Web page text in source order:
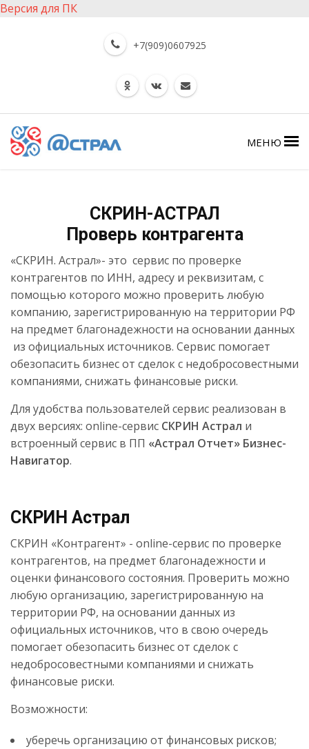
Версия для ПК
+7(909)0607925
МЕНЮ
СКРИН-АСТРАЛ
Проверь контрагента
«СКРИН. Астрал»- это сервис по проверке
контрагентов по ИНН, адресу и реквизитам, с
помощью которого можно проверить любую
компанию, зарегистрированную на территории РФ
на предмет благонадежности на основании данных
из официальных источников. Сервис помогает
обезопасить бизнес от сделок с недобросовестными
компаниями, снижать финансовые риски.
Для удобства пользователей сервис реализован в
двух версиях: online-сервис СКРИН Астрал и
встроенный сервис в ПП «Астрал Отчет» Бизнес-
Навигатор.
СКРИН Астрал
СКРИН «Контрагент» - online-сервис по проверке
контрагентов, на предмет благонадежности и
оценки финансового состояния. Проверить можно
любую организацию, зарегистрированную на
территории РФ, на основании данных из
официальных источников, что в свою очередь
помогает обезопасить бизнес от сделок с
недобросовестными компаниями и снижать
финансовые риски.
Возможности:
уберечь организацию от финансовых рисков;